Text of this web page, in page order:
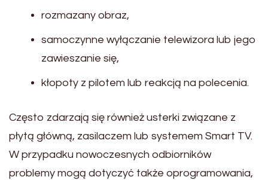
rozmazany obraz,
samoczynne wyłączanie telewizora lub jego
zawieszanie się,
kłopoty z pilotem lub reakcją na polecenia.
Często zdarzają się również usterki związane z
płytą główną, zasilaczem lub systemem Smart TV.
W przypadku nowoczesnych odbiorników
problemy mogą dotyczyć także oprogramowania,